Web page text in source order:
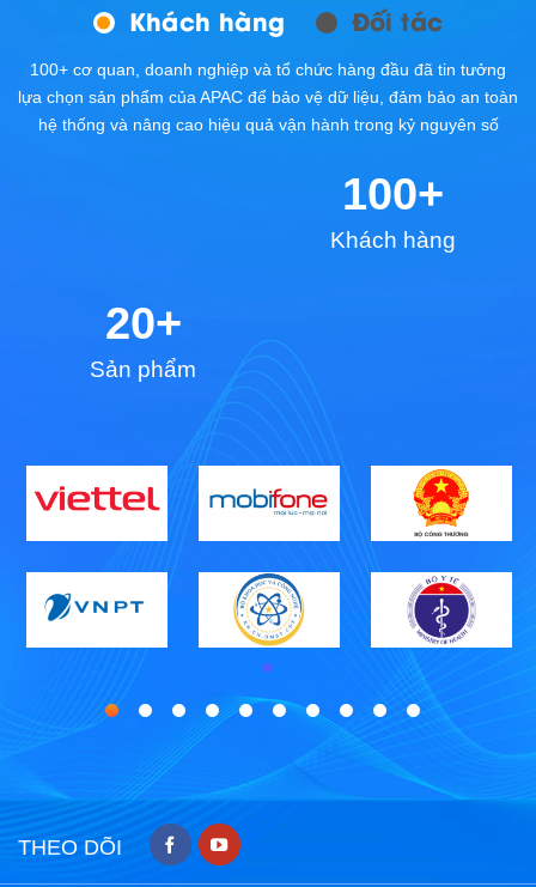
Khách hàng Đối tác
100+ cơ quan, doanh nghiệp và tổ chức hàng đầu đã tin tưởng
lựa chọn sản phẩm của APAC để bảo vệ dữ liệu, đảm bảo an toàn
hệ thống và nâng cao hiệu quả vận hành trong kỷ nguyên số
100+
Khách hàng
20+
Sản phẩm
THEO DÕI